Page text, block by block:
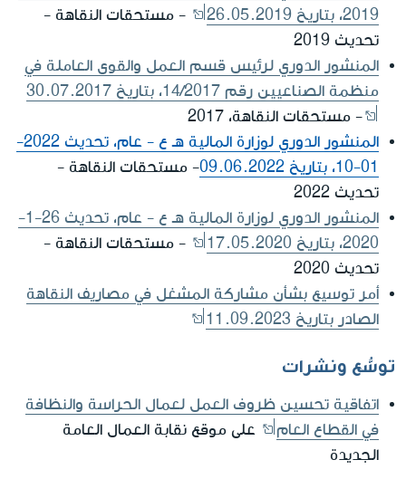
2019، بتاريخ 26.05.2019
- مستحقات النقاهة -
تحديث 2019
المنشور الدوري لرئيس قسم العمل والقوى العاملة في
منظمة الصناعيين رقم 14/2017، بتاريخ 30.07.2017
- مستحقات النقاهة، 2017
المنشور الدوري لوزارة المالية هـ ع - عام، تحديث 2022-
01-10، بتاريخ 09.06.2022
- مستحقات النقاهة -
تحديث 2022
المنشور الدوري لوزارة المالية هـ ع - عام، تحديث 26-1-
2020، بتاريخ 17.05.2020
- مستحقات النقاهة -
تحديث 2020
أمر توسيع بشأن مشاركة المشغل في مصاريف النقاهة
الصادر بتاريخ 11.09.2023
توسُّع ونشرات
اتفاقية تحسين ظروف العمل لعمال الحراسة والنظافة
في القطاع العام
على موقع نقابة العمال العامة
الجديدة